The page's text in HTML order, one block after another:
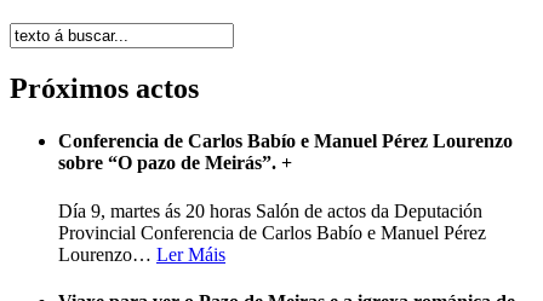
Próximos actos
Conferencia de Carlos Babío e Manuel Pérez Lourenzo
sobre “O pazo de Meirás”. +
Día 9, martes ás 20 horas Salón de actos da Deputación
Provincial Conferencia de Carlos Babío e Manuel Pérez
Lourenzo… Ler Máis